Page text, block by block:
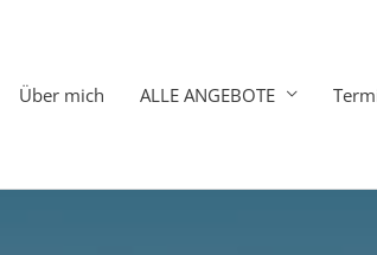
Über mich ALLE ANGEBOTE